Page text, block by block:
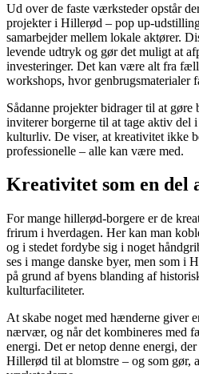
Ud over de faste værksteder opstår
projekter i Hillerød – pop up-
samarbejder mellem lokale aktører.
levende udtryk og gør det muligt at
investeringer. Det kan være alt fra
workshops, hvor genbrugsmaterialer
Sådanne projekter bidrager til at gøre
inviterer borgerne til at tage aktiv del
kulturliv. De viser, at kreativitet ikke
professionelle – alle kan være med.
Kreativitet som en del
For mange hillerød-borgere er de
frirum i hverdagen. Her kan man
og i stedet fordybe sig i noget
ses i mange danske byer, men som i
på grund af byens blanding af
kulturfaciliteter.
At skabe noget med hænderne giver
nærvær, og når det kombineres med
energi. Det er netop denne energi,
Hillerød til at blomstre – og som gør,